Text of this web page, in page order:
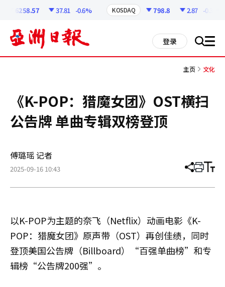
6258.57 37.81 -0.6% KOSDAQ 798.8 2.87 -0.36%
登录 搜 all
主页 文化
《K-POP：猎魔女团》OST横扫
公告牌 单曲专辑双榜登顶
傅璐瑶 记者
2025-09-16 10:43 分
章
打 调
小
以K-POP为主题的奈飞（Netflix）动画电影《K-
POP：猎魔女团》原声带（OST）再创佳绩，同时
登顶美国公告牌（Billboard）“百强单曲榜”和专
辑榜“公告牌200强”。